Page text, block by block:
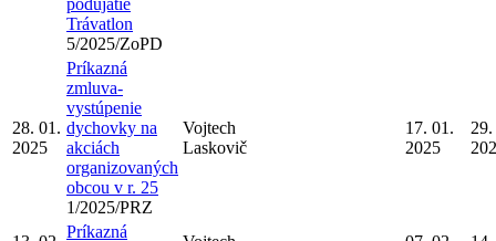
Trávatlon
5/2025/ZoPD
28. 01.
2025
Príkazná
zmluva-
vystúpenie
dychovky na
akciách
organizovaných
obcou v r. 25
1/2025/PRZ
Vojtech
Laskovič
17. 01.
2025
Príkazná